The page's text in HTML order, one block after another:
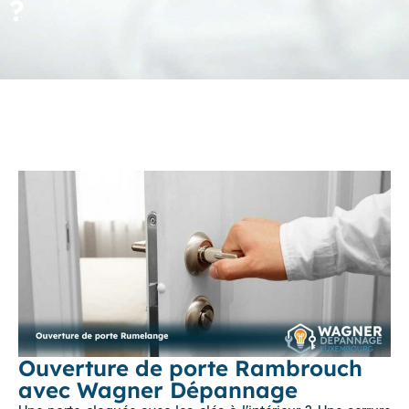
Ouverture de porte Rambrouch
avec Wagner Dépannage